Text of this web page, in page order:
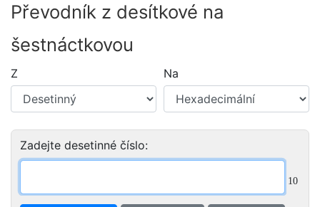
Převodník z desítkové na
šestnáctkovou
Z Na
Zadejte desetinné číslo:
10